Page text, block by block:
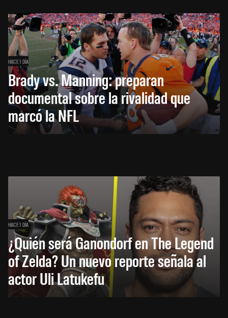
HACE 1 DÍA
Brady vs. Manning: preparan
documental sobre la rivalidad que
marcó la NFL
HACE 1 DÍA
¿Quién será Ganondorf en The Legend
of Zelda? Un nuevo reporte señala al
actor Uli Latukefu